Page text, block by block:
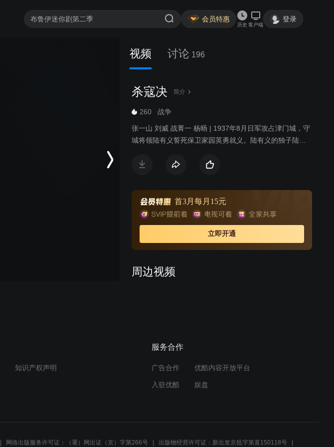
会员特惠
历史 客户端
登录
视频 讨论 196
杀寇决 简介
260 战争
张一山 刘威 战菁一 杨旸 | 1937年8月日军攻占津门城，守
城将领陆有义誓死保卫家园英勇就义。陆有义的独子陆子
与日本侵略者抗争到底。记者赵静始终在关注着这支杀寇
的经验又让赵静暗暗着急。在赵静的帮助下，杀寇团逃脱
了一次又一次的险境。在惨烈的对敌斗争中，陆子峥也逐
渐蜕变成了一个训练有素的真正革命者。
首3月每月15元
立即开通
周边视频
04:10
知识产权声明
服务合作
广告合作 优酷内容开放平台
入驻优酷 娱盘
网络出版服务许可证：（署）网出证（京）字第266号 出版物经营许可证：新出发京批字第直150118号